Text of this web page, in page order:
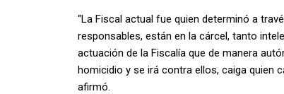
“La Fiscal actual fue quien determinó a
responsables, están en la cárcel, tanto
actuación de la Fiscalía que de manera
homicidio y se irá contra ellos, caiga quien
afirmó.